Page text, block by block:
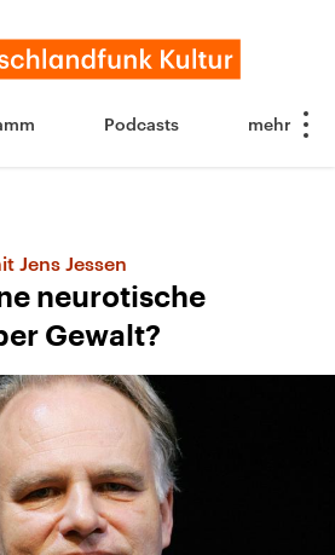
Podcasts
Jens Jessen
neurotische
Gewalt?